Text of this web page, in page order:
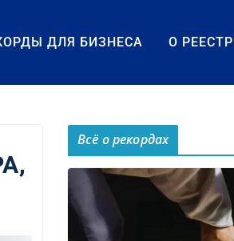
ДЛЯ БИЗНЕСА О
Всё о рекордах